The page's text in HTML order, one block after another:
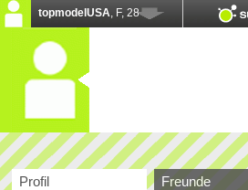
topmodelUSA, F, 28
Profil Freunde